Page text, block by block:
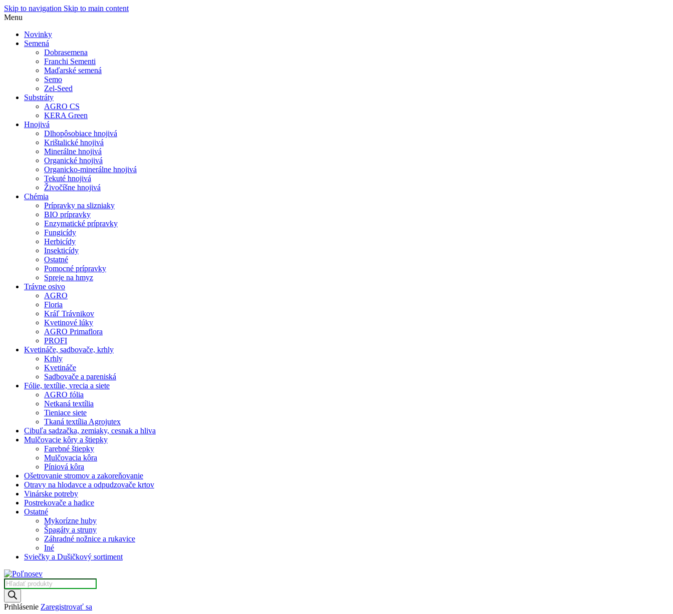
Skip to navigation Skip to main content
Menu
Novinky
Semená
Dobrasemena
Franchi Sementi
Maďarské semená
Semo
Zel-Seed
Substráty
AGRO CS
KERA Green
Hnojivá
Dlhopôsobiace hnojivá
Krištalické hnojivá
Minerálne hnojivá
Organické hnojivá
Organicko-minerálne hnojivá
Tekuté hnojivá
Živočíšne hnojivá
Chémia
Prípravky na slizniaky
BIO prípravky
Enzymatické prípravky
Fungicídy
Herbicídy
Insekticídy
Ostatné
Pomocné prípravky
Spreje na hmyz
Trávne osivo
AGRO
Floria
Kráľ Trávnikov
Kvetinové lúky
AGRO Primaflora
PROFI
Kvetináče, sadbovače, krhly
Krhly
Kvetináče
Sadbovače a pareniská
Fólie, textílie, vrecia a siete
AGRO fólia
Netkaná textília
Tieniace siete
Tkaná textília Agrojutex
Cibuľa sadzačka, zemiaky, cesnak a hliva
Mulčovacie kôry a štiepky
Farebné štiepky
Mulčovacia kôra
Píniová kôra
Ošetrovanie stromov a zakoreňovanie
Otravy na hlodavce a odpudzovače krtov
Vinárske potreby
Postrekovače a hadice
Ostatné
Mykorízne huby
Špagáty a struny
Záhradné nožnice a rukavice
Iné
Sviečky a Dušičkový sortiment
Products
search
Prihlásenie Zaregistrovať sa